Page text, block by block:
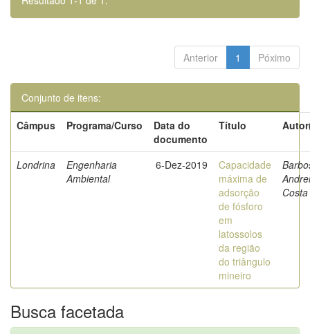
Anterior 1 Póximo
Conjunto de itens:
Câmpus
Programa/Curso
Data do
documento
Título
Londrina
Engenharia
Ambiental
6-Dez-2019
Capacidade
máxima de
adsorção
de fósforo
em
latossolos
da região
do triângulo
mineiro
Costa
Busca facetada